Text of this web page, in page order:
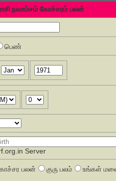
நவாம்சம் கோச்சரம் பலன்
பெண்
Server
பலன் குரு பலம் உங்கள்